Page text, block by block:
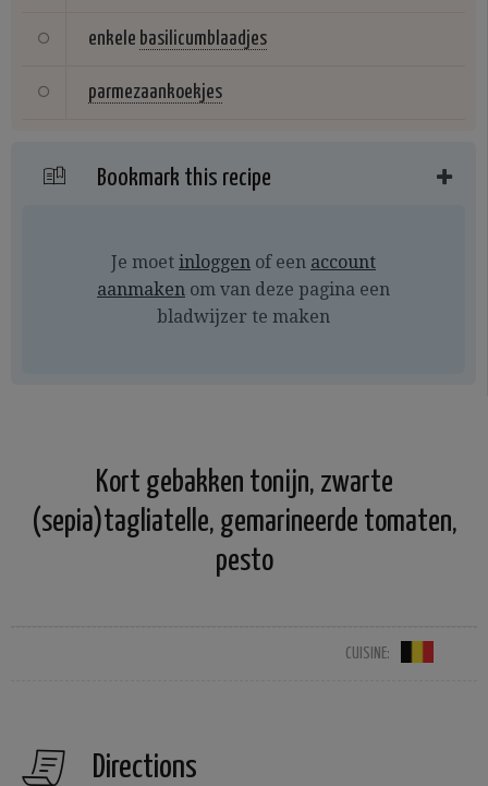
enkele basilicumblaadjes
parmezaankoekjes
Bookmark this recipe
Je moet inloggen of een account
aanmaken om van deze pagina een
bladwijzer te maken
Kort gebakken tonijn, zwarte
(sepia)tagliatelle, gemarineerde tomaten,
pesto
CUISINE:
Directions